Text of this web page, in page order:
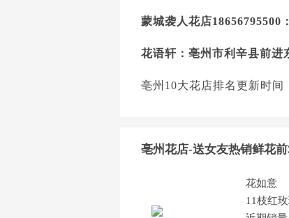
蒙城袭人花店18656795500
花语轩：亳州市利辛县前进
亳州10大花店排名更新时间
亳州花店-送女友热销鲜花前
花如意
11枝红